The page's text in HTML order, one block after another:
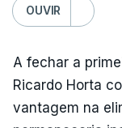
OUVIR
A fechar a
Ricardo Horta
vantagem na